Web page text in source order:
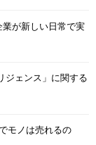
が新しい日常で実
ジェンス」に関する
モノは売れるの